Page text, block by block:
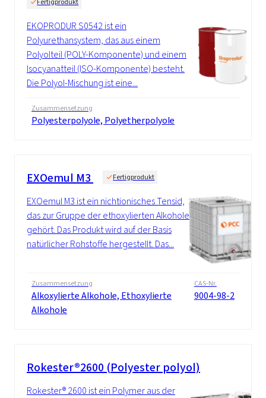
Fertigprodukt
EKOPRODUR S0542 ist ein
Polyurethansystem, das aus einem
Polyolteil (POLY-Komponente) und einem
Isocyanatteil (ISO-Komponente) besteht.
Die Polyol-Mischung ist eine...
Zusammensetzung
Polyesterpolyole, Polyetherpolyole
EXOemul M3 Fertigprodukt
EXOemul M3 ist ein nichtionisches Tensid,
das zur Gruppe der ethoxylierten Alkohole
gehört. Das Produkt wird auf der Basis
natürlicher Rohstoffe hergestellt. Das...
Zusammensetzung
Alkoxylierte Alkohole, Ethoxylierte
Alkohole
CAS-Nr.
9004-98-2
Rokester®2600 (Polyester polyol)
Rokester® 2600 ist ein Polymer aus der